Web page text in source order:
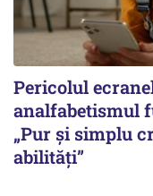
Pericolul
analfabetismul
„Pur și simplu
abilități”